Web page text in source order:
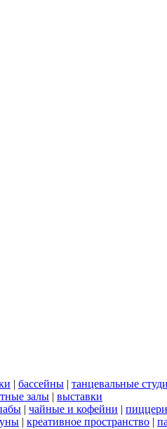
| бассейны | танцевальные
залы | выставки
| чайные и кофейни |
| креативное пространство |